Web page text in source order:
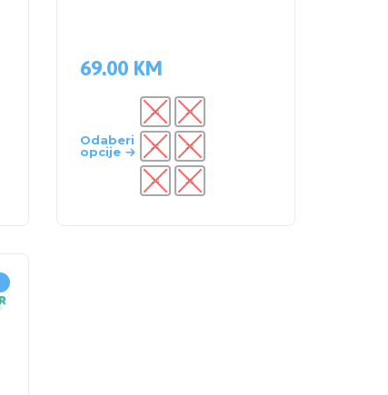
69.00 KM
Odaberi
opcije
20 21
22 23
24 25